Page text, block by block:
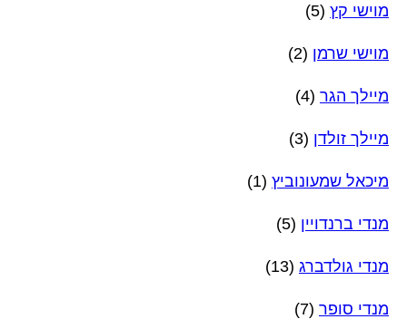
מוישי קץ (5)
מוישי שרמן (2)
מיילך הגר (4)
מיילך זולדן (3)
מיכאל שמעונוביץ (1)
מנדי ברנדויין (5)
מנדי גולדברג (13)
מנדי סופר (7)